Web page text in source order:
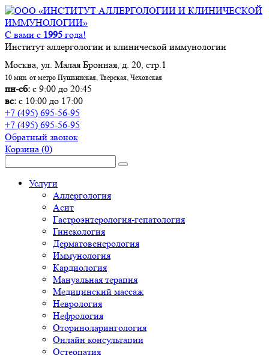
С вами с 1995 года!
Институт аллергологии и клинической иммунологии
Москва, ул. Малая Бронная, д. 20, стр.1
10 мин. от метро Пушкинская, Тверская, Чеховская
пн-сб: с 9:00 до 20:45
вс: с 10:00 до 17:00
+7 (495) 695-56-95
+7 (495) 695-56-95
Обратный звонок
Корзина (0)
Услуги
Аллергология
Асит
Гастроэнтерология-гепатология
Гинекология
Дерматовенерология
Иммунология
Кардиология
Мануальная терапия
Медицинский массаж
Неврология
Нефрология
Оториноларингология
Онлайн консультации
Остеопатия